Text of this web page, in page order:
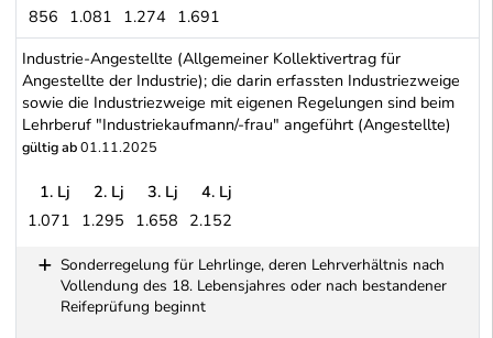
Gewerbe-Angestellte (Kollektivertrag für die Angestellten im
856 1.081 1.274 1.691
Industrie-Angestellte (Allgemeiner Kollektivertrag für
Angestellte der Industrie); die darin erfassten Industriezweige
sowie die Industriezweige mit eigenen Regelungen sind beim
Lehrberuf "Industriekaufmann/-frau" angeführt (Angestellte)
gültig ab01.11.2025
1. Lj 2. Lj 3. Lj
4. Lj
1.071 1.295 1.658 2.152
Sonderregelung für Lehrlinge, deren Lehrverhältnis nach
Vollendung des 18. Lebensjahres oder nach bestandener
Reifeprüfung beginnt